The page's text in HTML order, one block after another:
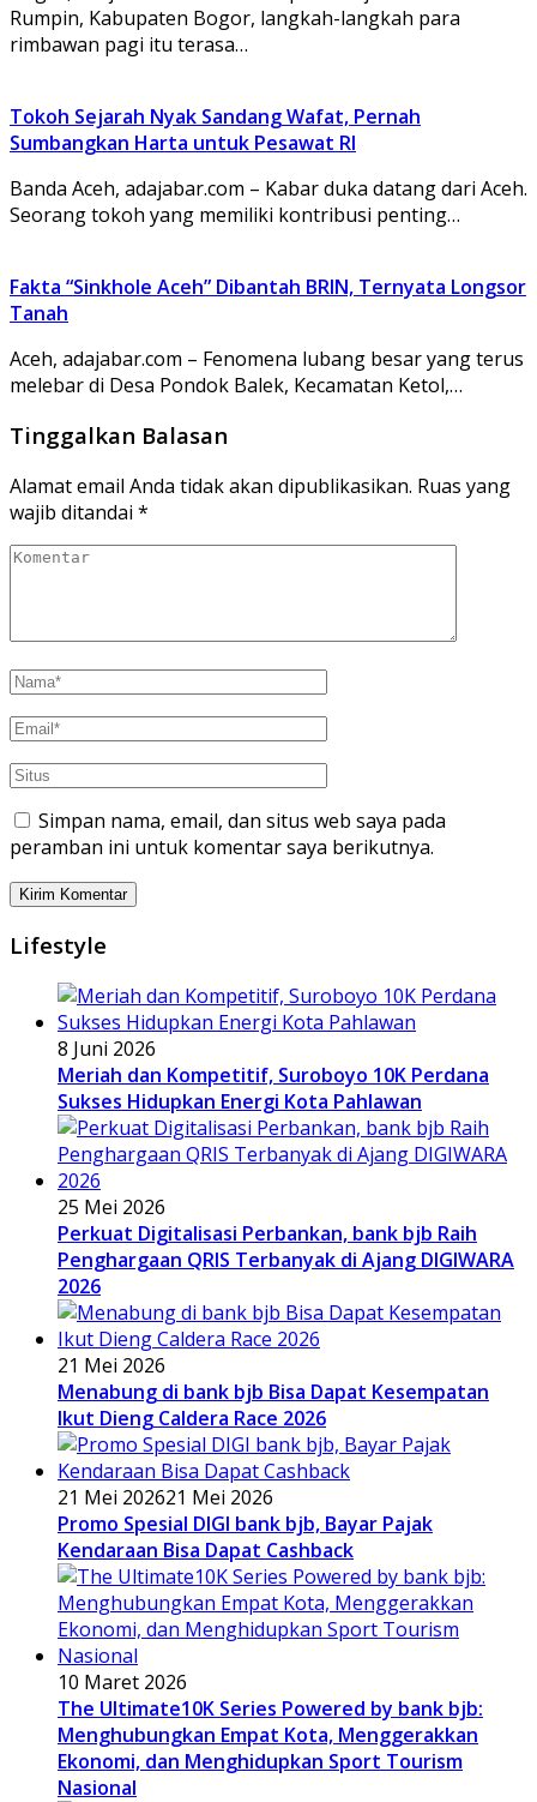
Rumpin, Kabupaten Bogor, langkah-langkah para
rimbawan pagi itu terasa…
Tokoh Sejarah Nyak Sandang Wafat, Pernah
Sumbangkan Harta untuk Pesawat RI
Banda Aceh, adajabar.com – Kabar duka datang dari Aceh.
Seorang tokoh yang memiliki kontribusi penting…
Fakta “Sinkhole Aceh” Dibantah BRIN, Ternyata Longsor
Tanah
Aceh, adajabar.com – Fenomena lubang besar yang terus
melebar di Desa Pondok Balek, Kecamatan Ketol,…
Tinggalkan Balasan
Alamat email Anda tidak akan dipublikasikan. Ruas yang
wajib ditandai *
Simpan nama, email, dan situs web saya pada
peramban ini untuk komentar saya berikutnya.
Lifestyle
8 Juni 2026
Meriah dan Kompetitif, Suroboyo 10K Perdana
Sukses Hidupkan Energi Kota Pahlawan
25 Mei 2026
Perkuat Digitalisasi Perbankan, bank bjb Raih
Penghargaan QRIS Terbanyak di Ajang DIGIWARA
2026
21 Mei 2026
Menabung di bank bjb Bisa Dapat Kesempatan
Ikut Dieng Caldera Race 2026
21 Mei 202621 Mei 2026
Promo Spesial DIGI bank bjb, Bayar Pajak
Kendaraan Bisa Dapat Cashback
10 Maret 2026
The Ultimate10K Series Powered by bank bjb:
Menghubungkan Empat Kota, Menggerakkan
Ekonomi, dan Menghidupkan Sport Tourism
Nasional